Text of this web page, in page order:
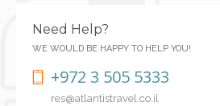
Need Help?
WE WOULD BE HAPPY TO HELP YOU!
+972 3 505 5333
res@atlantistravel.co.il